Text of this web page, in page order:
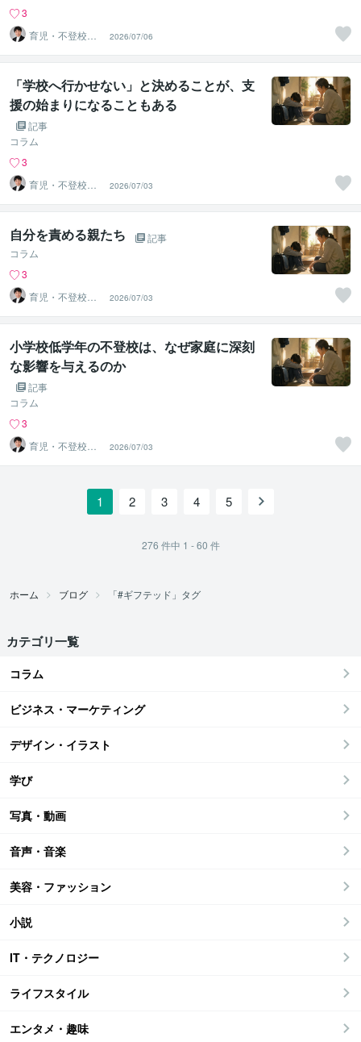
3
育児・不登校・
海外子女相談専
門 奥村直之
2026/07/06
「学校へ行かせない」と決めることが、支
援の始まりになることもある
記事
コラム
3
育児・不登校・
海外子女相談専
門 奥村直之
2026/07/03
自分を責める親たち
記事
コラム
3
育児・不登校・
海外子女相談専
門 奥村直之
2026/07/03
小学校低学年の不登校は、なぜ家庭に深刻
な影響を与えるのか
記事
コラム
3
育児・不登校・
海外子女相談専
門 奥村直之
2026/07/03
1 2 3 4 5
276 件中 1 - 60 件
ホーム ブログ 「#ギフテッド」タグ
カテゴリ一覧
コラム
ビジネス・マーケティング
デザイン・イラスト
学び
写真・動画
音声・音楽
美容・ファッション
小説
IT・テクノロジー
ライフスタイル
エンタメ・趣味